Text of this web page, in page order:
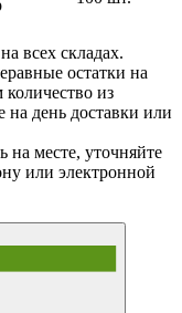
всех складах.
остатки на
из
на день доставки или
на месте, уточняйте
или электронной